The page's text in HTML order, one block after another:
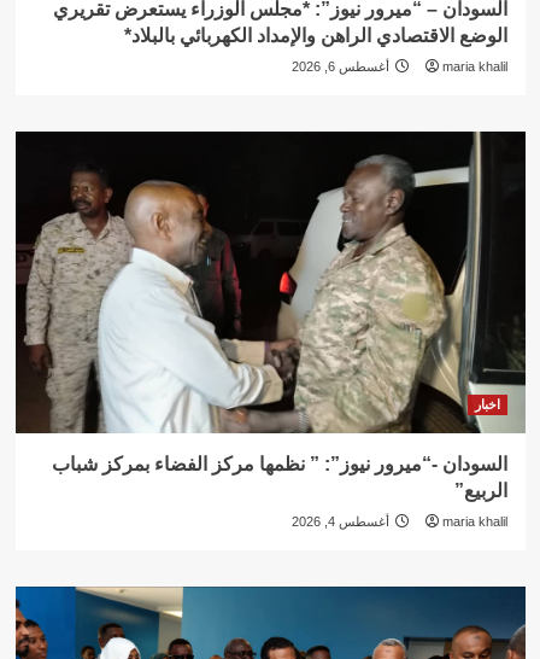
السودان – “ميرور نيوز”: *مجلس الوزراء يستعرض تقريري
الوضع الاقتصادي الراهن والإمداد الكهربائي بالبلاد*
maria khalil أغسطس 6, 2026
اخبار
السودان -“ميرور نيوز”: ” نظمها مركز الفضاء بمركز شباب
الربيع”
maria khalil أغسطس 4, 2026